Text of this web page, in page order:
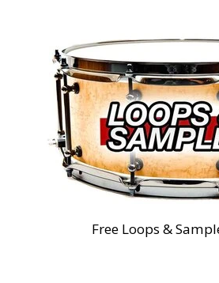
Free Loops &